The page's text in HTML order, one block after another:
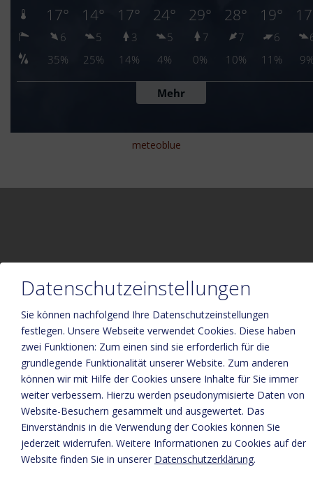
meteoblue
"Funktionalität" für die korrekte Map-Darstellung
Cookie Einstellungen
Weberbauer Appartements
Karin Wieser
Datenschutzeinstellungen
Sie können nachfolgend Ihre Datenschutzeinstellungen
festlegen. Unsere Webseite verwendet Cookies. Diese haben
zwei Funktionen: Zum einen sind sie erforderlich für die
grundlegende Funktionalität unserer Website. Zum anderen
können wir mit Hilfe der Cookies unsere Inhalte für Sie immer
weiter verbessern. Hierzu werden pseudonymisierte Daten von
Website-Besuchern gesammelt und ausgewertet. Das
Einverständnis in die Verwendung der Cookies können Sie
jederzeit widerrufen. Weitere Informationen zu Cookies auf der
Website finden Sie in unserer Datenschutzerklärung.